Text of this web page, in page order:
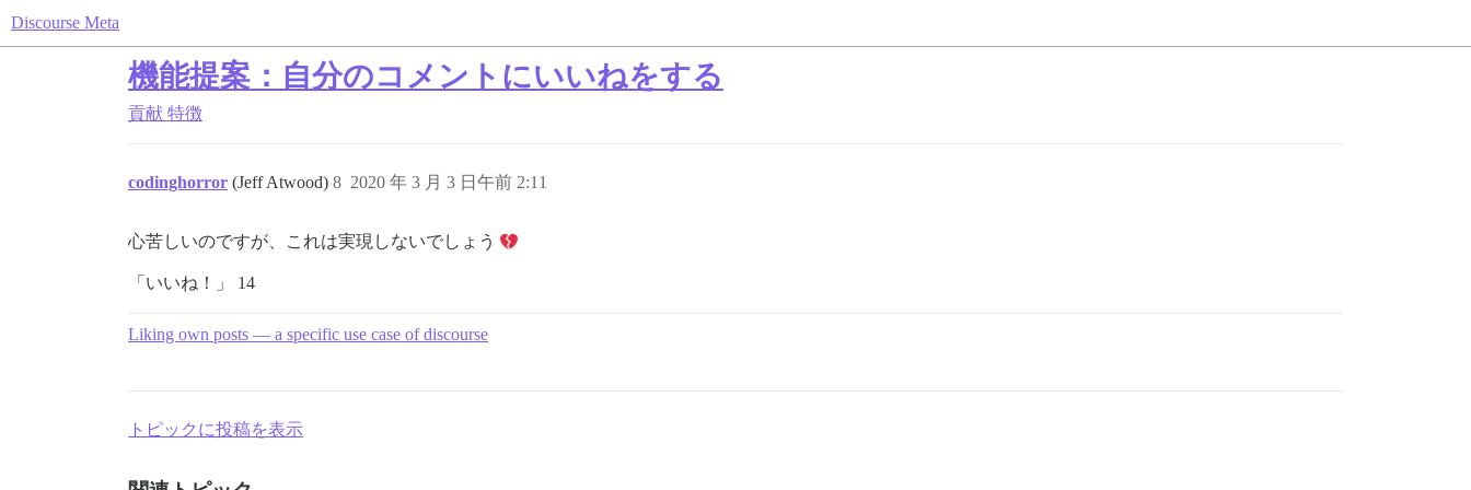
Discourse Meta
機能提案：自分のコメントにいいねをする
貢献 特徴
codinghorror (Jeff Atwood) 2020 年 3 月 3 日午前 2:11
8
心苦しいのですが、これは実現しないでしょう
「いいね！」 14
Liking own posts — a specific use case of discourse
トピックに投稿を表示